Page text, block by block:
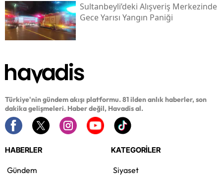
Sultanbeyli’deki Alışveriş Merkezinde
Gece Yarısı Yangın Paniği
Türkiye'nin gündem akışı platformu. 81 ilden anlık haberler, son
dakika gelişmeleri. Haber değil, Havadis al.
HABERLER
Gündem
KATEGORİLER
Siyaset